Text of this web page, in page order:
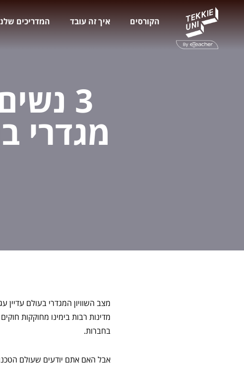
הקורסים איך זה עובד המדריכים
3
מגדרי
מצב השוויון המגדרי בעולם עדיין
מדינות רבות בימינו מחוקקות
בחברות.
אבל האם אתם יודעים שעולם